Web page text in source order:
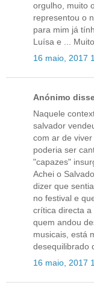
orgulho, muito
representou o
para mim já
Luísa e ...
16 maio, 2017
Anónimo
Naquele
salvador
com ar de
poderia ser
"capazes"
Achei o
dizer que
no festival e
crítica directa a
quem andou
musicais, está
desequilibrado
16 maio, 2017